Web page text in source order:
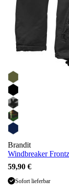
Brandit
Windbreaker
59,90 €
Sofort lieferbar